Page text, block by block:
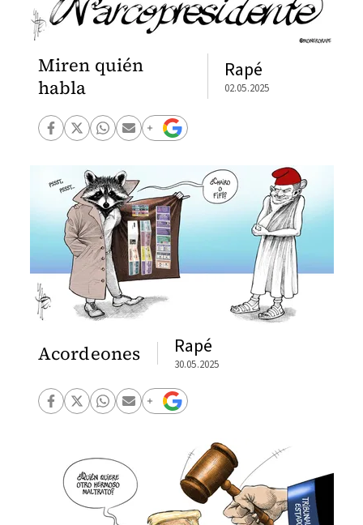
Miren quién
habla
Rapé
02.05.2025
Acordeones Rapé
30.05.2025